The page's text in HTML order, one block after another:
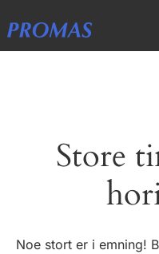
Store
Noe stort er i emning!